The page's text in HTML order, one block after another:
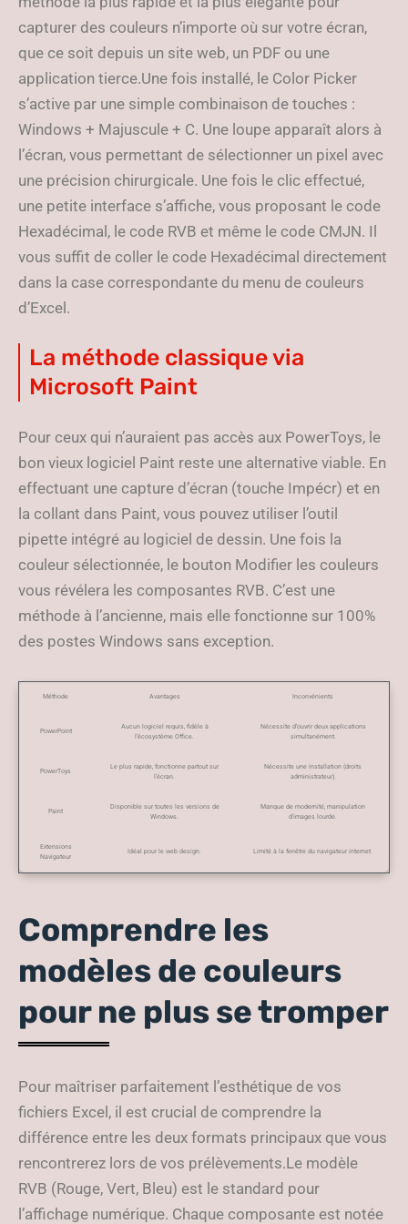
capturer des couleurs n’importe où sur votre écran,
que ce soit depuis un site web, un PDF ou une
application tierce.Une fois installé, le Color Picker
s’active par une simple combinaison de touches :
Windows + Majuscule + C. Une loupe apparaît alors à
l’écran, vous permettant de sélectionner un pixel avec
une précision chirurgicale. Une fois le clic effectué,
une petite interface s’affiche, vous proposant le code
Hexadécimal, le code RVB et même le code CMJN. Il
vous suffit de coller le code Hexadécimal directement
dans la case correspondante du menu de couleurs
d’Excel.
La méthode classique via
Microsoft Paint
Pour ceux qui n’auraient pas accès aux PowerToys, le
bon vieux logiciel Paint reste une alternative viable. En
effectuant une capture d’écran (touche Impécr) et en
la collant dans Paint, vous pouvez utiliser l’outil
pipette intégré au logiciel de dessin. Une fois la
couleur sélectionnée, le bouton Modifier les couleurs
vous révélera les composantes RVB. C’est une
méthode à l’ancienne, mais elle fonctionne sur 100%
des postes Windows sans exception.
Méthode Avantages Inconvénients
PowerPoint
Aucun logiciel requis, fidèle à
l’écosystème Office.
Nécessite d’ouvrir deux applications
simultanément.
PowerToys
Le plus rapide, fonctionne partout sur
l’écran.
Nécessite une installation (droits
administrateur).
Paint
Disponible sur toutes les versions de
Windows.
Manque de modernité, manipulation
d’images lourde.
Extensions
Navigateur
Idéal pour le web design. Limité à la fenêtre du navigateur internet.
Comprendre les
modèles de couleurs
pour ne plus se tromper
Pour maîtriser parfaitement l’esthétique de vos
fichiers Excel, il est crucial de comprendre la
différence entre les deux formats principaux que vous
rencontrerez lors de vos prélèvements.Le modèle
RVB (Rouge, Vert, Bleu) est le standard pour
l’affichage numérique. Chaque composante est notée